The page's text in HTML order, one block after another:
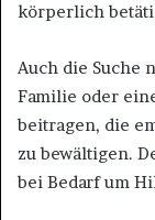
körperlich
Auch die Suche
Familie oder
beitragen, die
zu bewältigen.
bei Bedarf um